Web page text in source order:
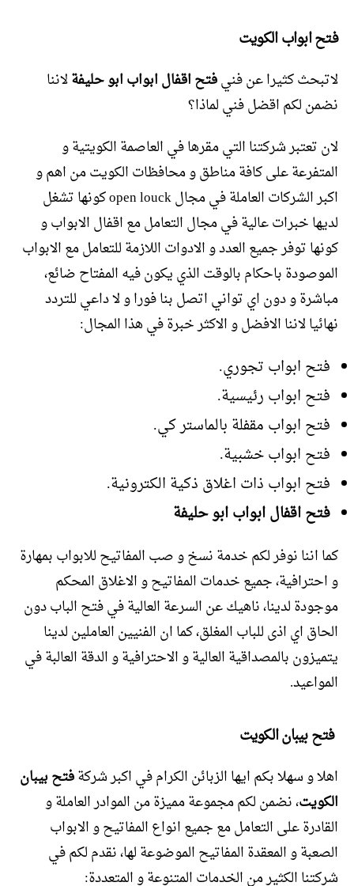
فتح ابواب الكويت
لاتبحث كثيرا عن فنيفتح اقفال ابواب ابو حليفةلاننا
نضمن لكم اقضل فني لماذا؟
لان تعتبر شركتنا التي مقرها في العاصمة الكويتية و
المتفرعة على كافة مناطق و محافظات الكويت من اهم و
اكبر الشركات العاملة في مجال open louck كونها تشغل
لديها خبرات عالية في مجال التعامل مع اقفال الابواب و
كونها توفر جميع العدد و الادوات اللازمة للتعامل مع الابواب
الموصودة باحكام بالوقت الذي يكون فيه المفتاح ضائع،
مباشرة و دون اي تواني اتصل بنا فورا و لا داعي للتردد
نهائيا لاننا الافضل و الاكثر خبرة في هذا المجال:
فتح ابواب تجوري.
فتح ابواب رئيسية.
فتح ابواب مقفلة بالماستر كي.
فتح ابواب خشبية.
فتح ابواب ذات اغلاق ذكية الكترونية.
فتح اقفال ابواب ابو حليفة
كما اننا نوفر لكم خدمة نسخ و صب المفاتيح للابواب بمهارة
و احترافية، جميع خدمات المفاتيح و الاغلاق المحكم
موجودة لدينا، ناهيك عن السرعة العالية في فتح الباب دون
الحاق اي اذى للباب المغلق، كما ان الفنيين العاملين لدينا
يتميزون بالمصداقية العالية و الاحترافية و الدقة العالبة في
المواعيد.
فتح بيبان الكويت
اهلا و سهلا بكم ايها الزبائن الكرام في اكبر شركةفتح بيبان
الكويت، نضمن لكم مجموعة مميزة من الموادر العاملة و
القادرة على التعامل مع جميع انواع المفاتيح و الابواب
الصعبة و المعقدة المفاتيح الموضوعة لها، نقدم لكم في
شركتنا الكثير من الخدمات المتنوعة و المتعددة: